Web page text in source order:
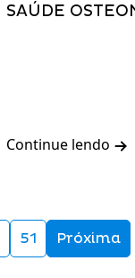
SAÚDE
Continue lendo
51 Próxima